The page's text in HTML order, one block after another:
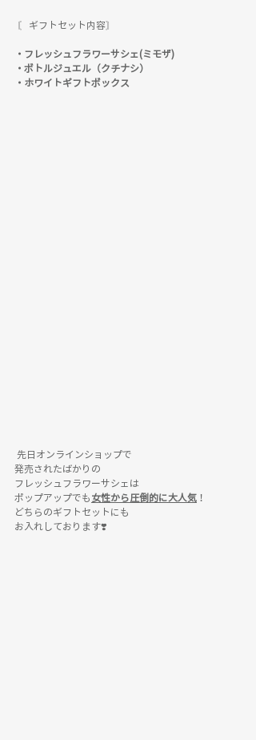
〘 ギフトセット内容〙
・フレッシュフラワーサシェ(ミモザ)
・ボトルジュエル（クチナシ）
・ホワイトギフトボックス
先日オンラインショップで
発売されたばかりの
フレッシュフラワーサシェは
ポップアップでも 女性から圧倒的に大人気 ！
どちらのギフトセットにも
お入れしております❣️